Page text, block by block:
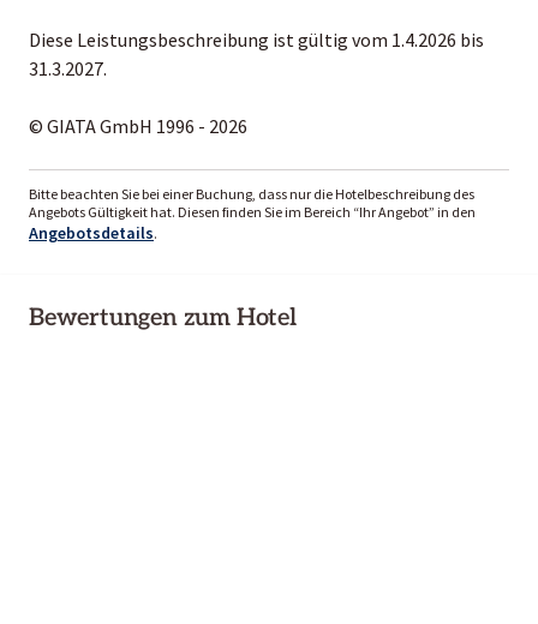
Diese Leistungsbeschreibung ist gültig vom 1.4.2026 bis
31.3.2027.
© GIATA GmbH 1996 - 2026
Bitte beachten Sie bei einer Buchung, dass nur die Hotelbeschreibung des
Angebots Gültigkeit hat. Diesen finden Sie im Bereich “Ihr Angebot” in den
Angebotsdetails.
Bewertungen zum Hotel